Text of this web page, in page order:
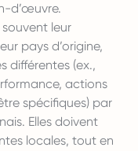
d’œuvre.
leur
pays d’origine,
différentes (ex.,
actions
spécifiques) par
Elles doivent
locales, tout en